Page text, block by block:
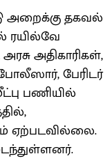
அறைக்கு தகவல்
ரயில்வே
அதிகாரிகள்,
பேரிடர்
பணியில்
ஏற்படவில்லை.